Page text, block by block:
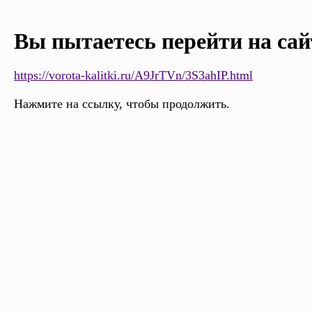
Вы пытаетесь перейти на
https://vorota-kalitki.ru/A9JrTVn/3S3ahIP.html
Нажмите на ссылку, чтобы продолжить.